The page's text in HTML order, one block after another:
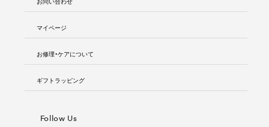
マイページ
お修理・ケアについて
ギフトラッピング
Follow Us